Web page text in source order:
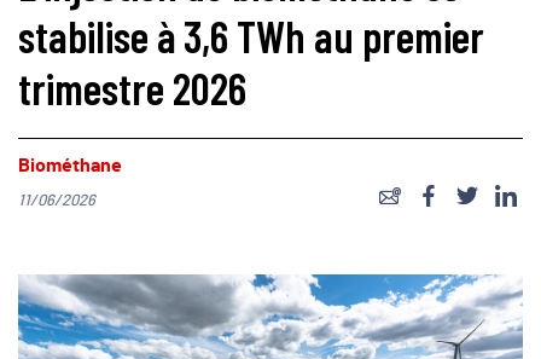
stabilise à 3,6 TWh au premier
trimestre 2026
Biométhane
11/06/2026